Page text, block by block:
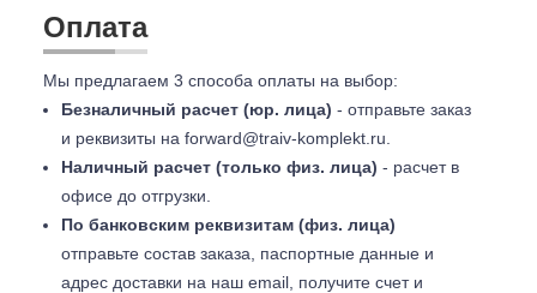
Оплата
Мы предлагаем 3 способа оплаты на выбор:
Безналичный расчет (юр. лица) - отправьте заказ
и реквизиты на forward@traiv-komplekt.ru
Наличный расчет (только физ. лица) - расчет в
офисе до отгрузки.
По банковским реквизитам (физ. лица)
отправьте состав заказа, паспортные данные и
адрес доставки на наш email, получите счет и